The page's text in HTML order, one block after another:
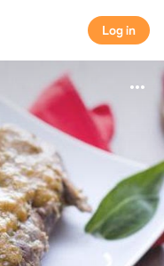
Log in
Log in